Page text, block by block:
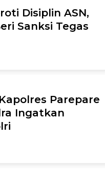
Disiplin ASN,
Sanksi Tegas
Parepare
Ingatkan